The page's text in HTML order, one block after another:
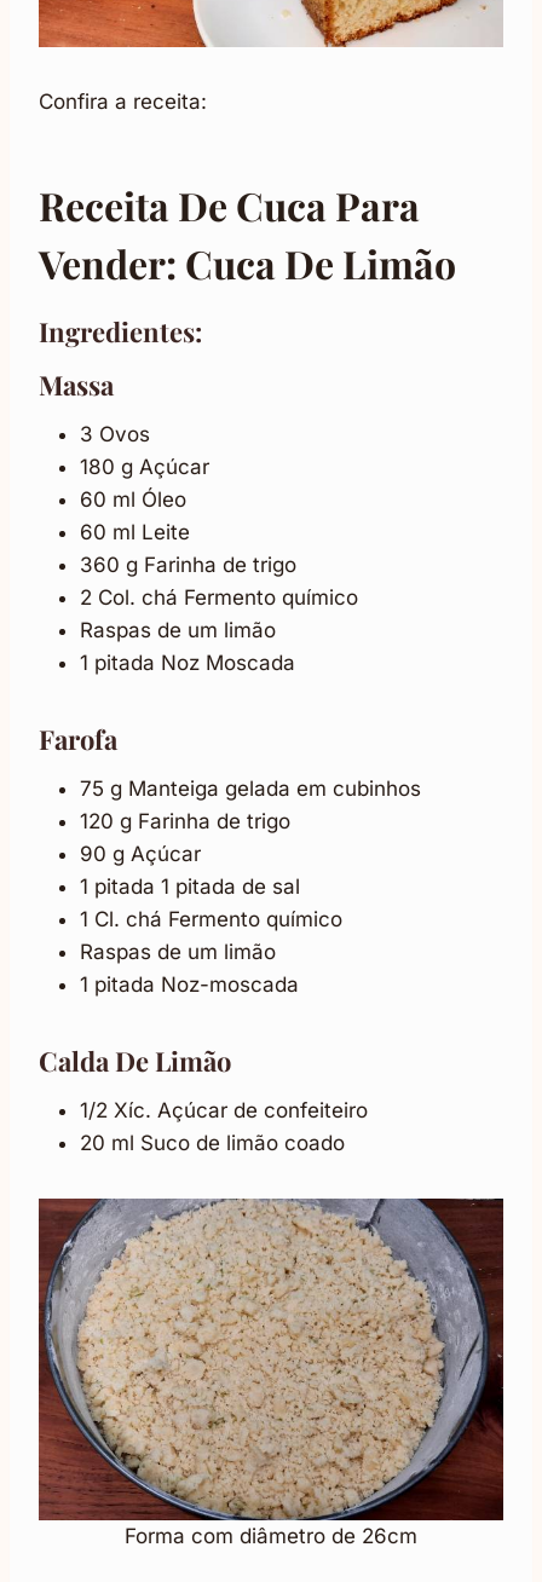
Confira a receita:
Receita De Cuca Para
Vender: Cuca De Limão
Ingredientes:
Massa
3 Ovos
180 g Açúcar
60 ml Óleo
60 ml Leite
360 g Farinha de trigo
2 Col. chá Fermento químico
Raspas de um limão
1 pitada Noz Moscada
Farofa
75 g Manteiga gelada em cubinhos
120 g Farinha de trigo
90 g Açúcar
1 pitada 1 pitada de sal
1 Cl. chá Fermento químico
Raspas de um limão
1 pitada Noz-moscada
Calda De Limão
1/2 Xíc. Açúcar de confeiteiro
20 ml Suco de limão coado
Forma com diâmetro de 26cm